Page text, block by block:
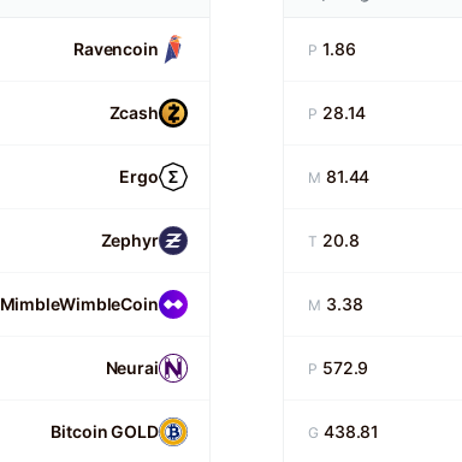
Ravencoin
Zcash
Ergo
Zephyr
MimbleWimbleCoin
Neurai
Bitcoin GOLD
1.86
P
28.14
P
81.44
M
20.8
T
3.38
M
572.9
P
438.81
G